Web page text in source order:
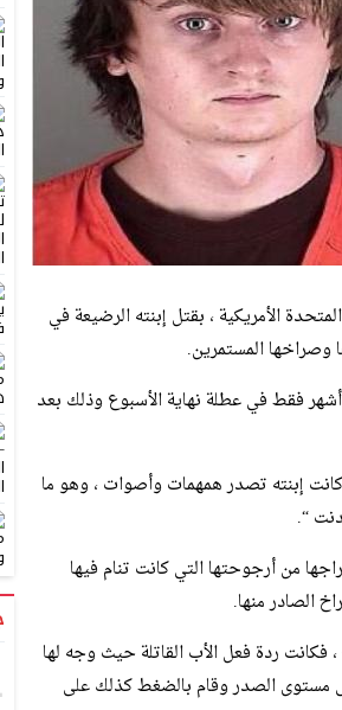
الأمريكية ، بقتل إبنته الرضيعة في
وصراخها المستمرين.
فقط في عطلة نهاية الأسبوع وذلك بعد
كانت إبنته تصدر همهمات وأصوات ، وهو ما
“.
من أرجوحتها التي كانت تنام فيها
الصادر منها.
فكانت ردة فعل الأب القاتلة حيث وجه لها
أخرى على مستوى الصدر وقام بالضغط كذلك على